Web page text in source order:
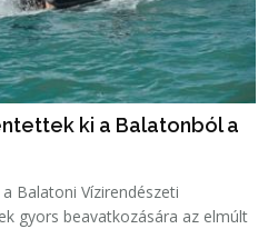
ki a Balatonból a
Balatoni Vízirendészeti
gyors beavatkozására az elmúlt